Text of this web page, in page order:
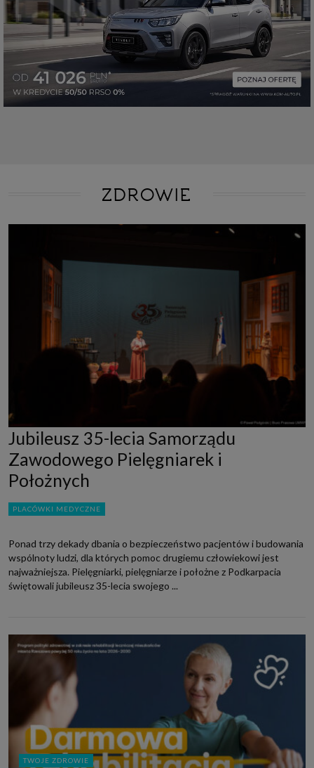
ZDROWIE
Jubileusz 35-lecia Samorządu
Zawodowego Pielęgniarek i
Położnych
PLACÓWKI MEDYCZNE
Ponad trzy dekady dbania o bezpieczeństwo pacjentów i budowania
wspólnoty ludzi, dla których pomoc drugiemu człowiekowi jest
najważniejsza. Pielęgniarki, pielęgniarze i położne z Podkarpacia
świętowali jubileusz 35-lecia swojego ...
TWOJE ZDROWIE